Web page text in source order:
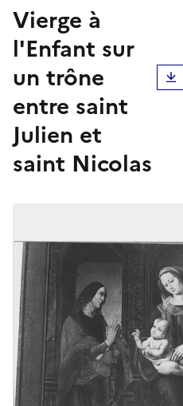
Vierge à
l'Enfant sur
un trône
entre saint
Julien et
saint Nicolas